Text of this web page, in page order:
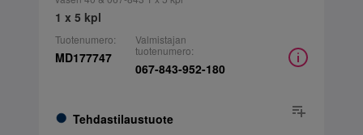
1 x 5 kpl
Tuotenumero:
MD177747
Tehdastilaustuote
Valmistajan
tuotenumero:
067-843-952-180